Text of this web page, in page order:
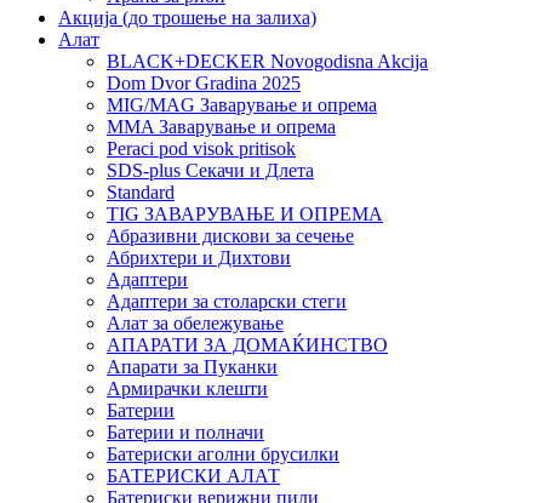
Акција (до трошење на залиха)
Алат
BLACK+DECKER Novogodisna Akcija
Dom Dvor Gradina 2025
MIG/MAG Заварување и опрема
MMA Заварување и опрема
Peraci pod visok pritisok
SDS-plus Секачи и Длета
Standard
TIG ЗАВАРУВАЊЕ И ОПРЕМА
Абразивни дискови за сечење
Абрихтери и Дихтови
Адаптери
Адаптери за столарски стеги
Алат за обележување
АПАРАТИ ЗА ДОМАЌИНСТВО
Апарати за Пуканки
Армирачки клешти
Батерии
Батерии и полначи
Батериски аголни брусилки
БАТЕРИСКИ АЛАТ
Батериски верижни пили